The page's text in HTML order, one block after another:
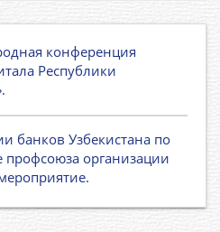
конференция
Республики
банков Узбекистана по
профсоюза организации